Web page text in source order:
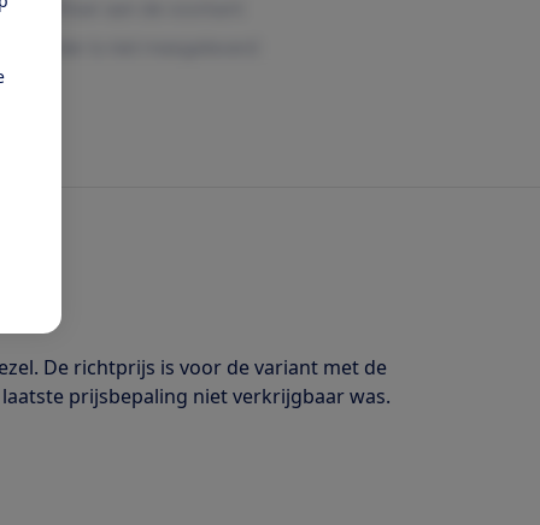
De richtprijs is voor de variant met de
prijsbepaling niet verkrijgbaar was.